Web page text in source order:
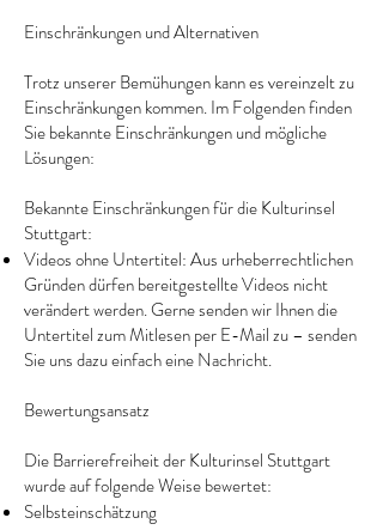
Einschränkungen und Alternativen
Trotz unserer Bemühungen kann es vereinzelt zu
Einschränkungen kommen. Im Folgenden finden
Sie bekannte Einschränkungen und mögliche
Lösungen:
Bekannte Einschränkungen für die Kulturinsel
Stuttgart:
Videos ohne Untertitel: Aus urheberrechtlichen
Gründen dürfen bereitgestellte Videos nicht
verändert werden. Gerne senden wir Ihnen die
Untertitel zum Mitlesen per E-Mail zu – senden
Sie uns dazu einfach eine Nachricht.
Bewertungsansatz
Die Barrierefreiheit der Kulturinsel Stuttgart
wurde auf folgende Weise bewertet:
Selbsteinschätzung